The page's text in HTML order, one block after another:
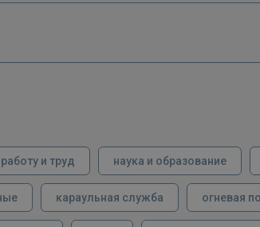
и труд наука и образование
караульная служба огневая